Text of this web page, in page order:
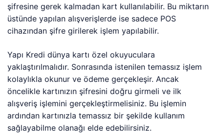
şifresine gerek kalmadan kart kullanılabilir. Bu miktarın
üstünde yapılan alışverişlerde ise sadece POS
cihazından şifre girilerek işlem yapılabilir.
Yapı Kredi dünya kartı özel okuyuculara
yaklaştırılmalıdır. Sonrasında istenilen temassız işlem
kolaylıkla okunur ve ödeme gerçekleşir. Ancak
öncelikle kartınızın şifresini doğru girmeli ve ilk
alışveriş işlemini gerçekleştirmelisiniz. Bu işlemin
ardından kartınızla temassız bir şekilde kullanım
sağlayabilme olanağı elde edebilirsiniz.